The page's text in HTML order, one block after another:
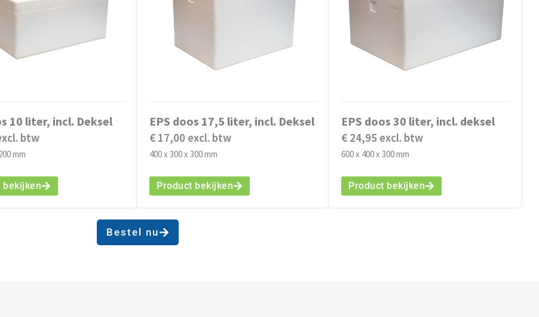
10 liter, incl. Deksel
btw
mm
bekijken
EPS doos 17,5 liter, incl. Deksel
€ 17,00 excl. btw
400 x 300 x 300 mm
Product bekijken
EPS doos 30 liter, incl. deksel
€ 24,95 excl. btw
600 x 400 x 300 mm
Product bekijken
Bestel nu